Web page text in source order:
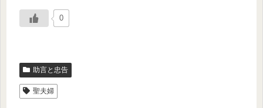
0
助言と忠告
聖夫婦